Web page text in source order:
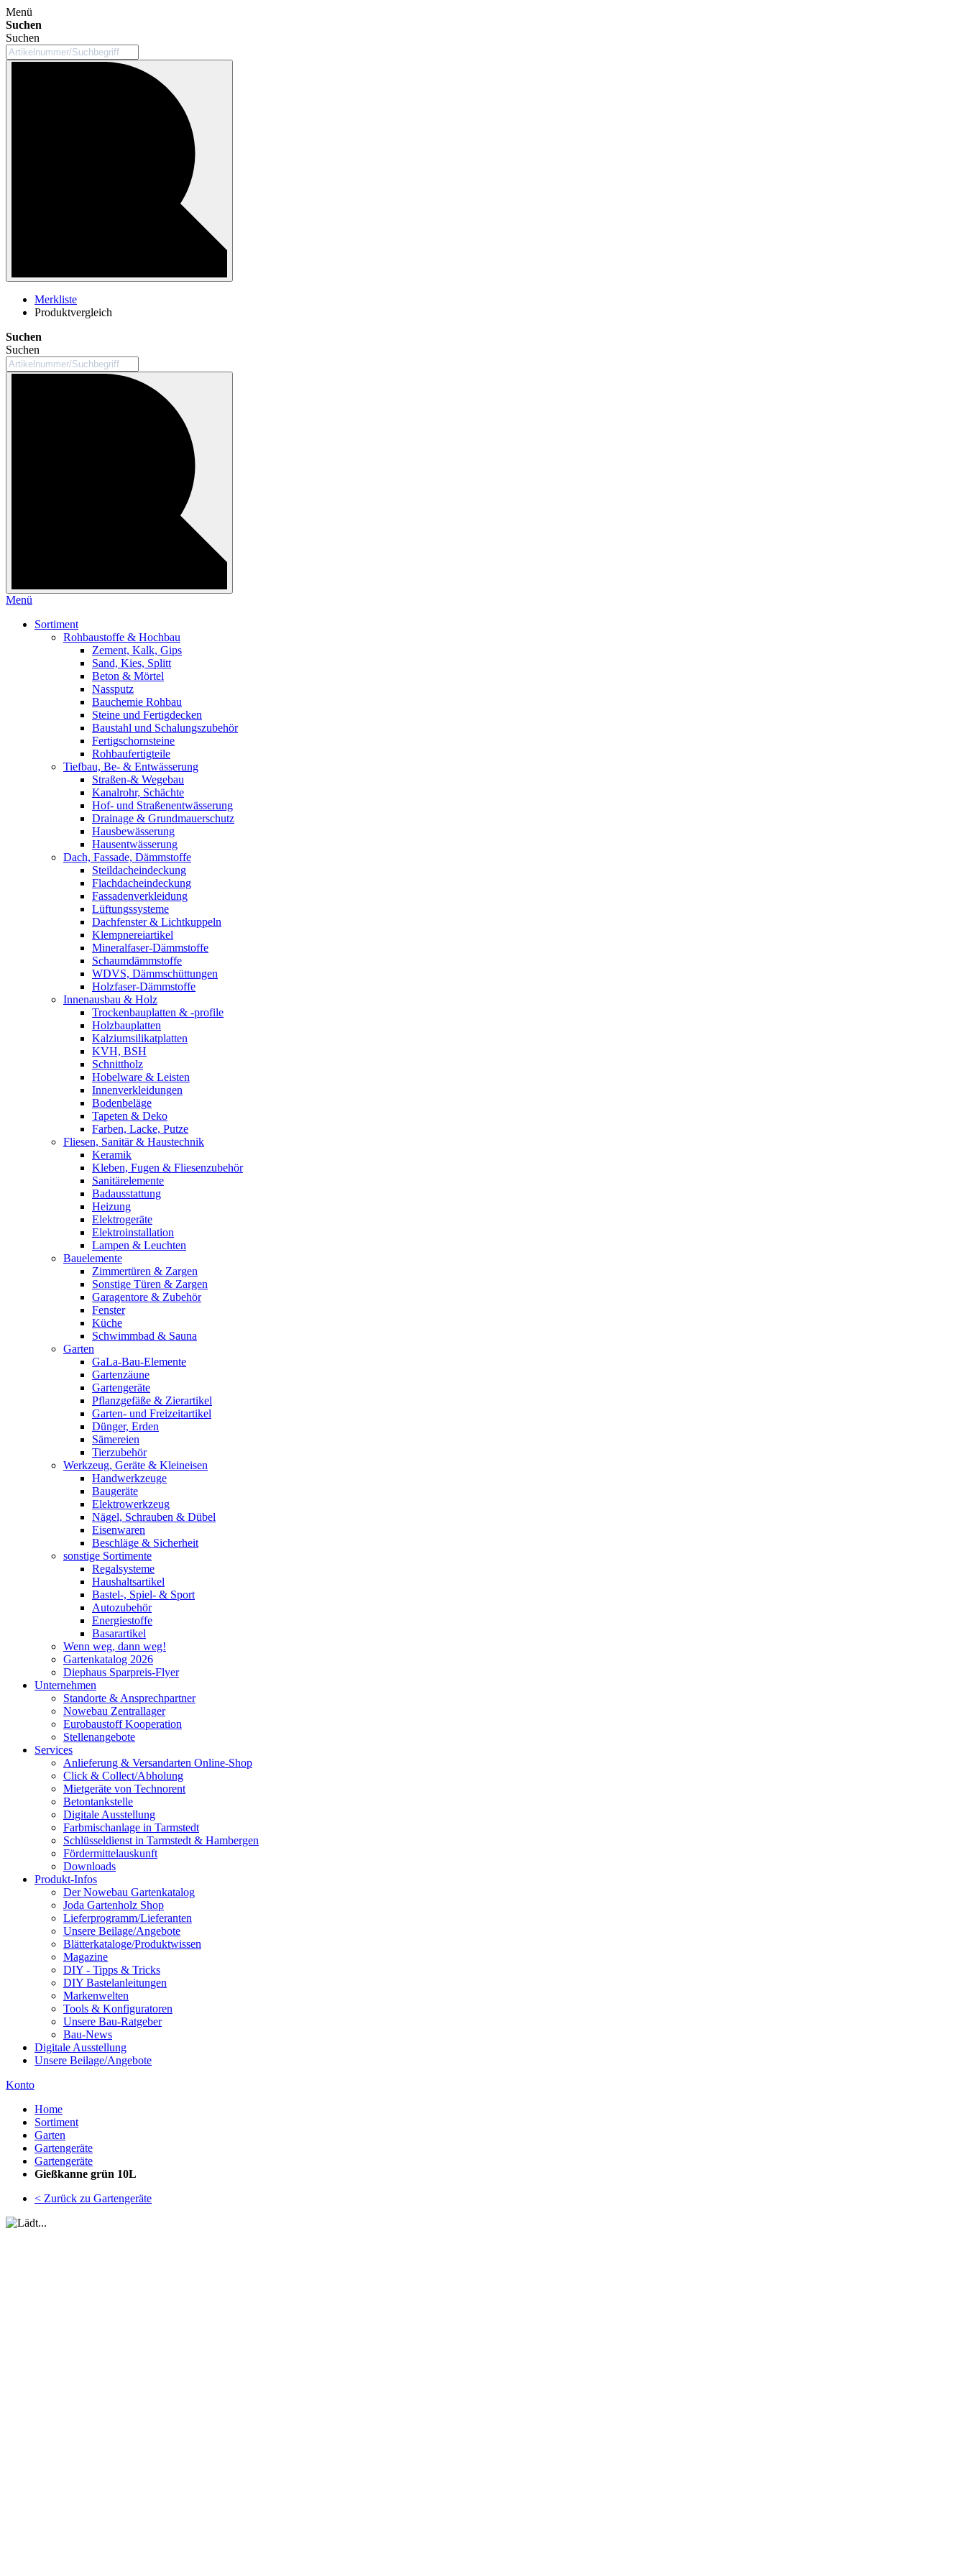
Menü
Suchen
Suchen
Merkliste
Produktvergleich
Suchen
Suchen
Menü
Sortiment
Rohbaustoffe & Hochbau
Zement, Kalk, Gips
Sand, Kies, Splitt
Beton & Mörtel
Nassputz
Bauchemie Rohbau
Steine und Fertigdecken
Baustahl und Schalungszubehör
Fertigschornsteine
Rohbaufertigteile
Tiefbau, Be- & Entwässerung
Straßen-& Wegebau
Kanalrohr, Schächte
Hof- und Straßenentwässerung
Drainage & Grundmauerschutz
Hausbewässerung
Hausentwässerung
Dach, Fassade, Dämmstoffe
Steildacheindeckung
Flachdacheindeckung
Fassadenverkleidung
Lüftungssysteme
Dachfenster & Lichtkuppeln
Klempnereiartikel
Mineralfaser-Dämmstoffe
Schaumdämmstoffe
WDVS, Dämmschüttungen
Holzfaser-Dämmstoffe
Innenausbau & Holz
Trockenbauplatten & -profile
Holzbauplatten
Kalziumsilikatplatten
KVH, BSH
Schnittholz
Hobelware & Leisten
Innenverkleidungen
Bodenbeläge
Tapeten & Deko
Farben, Lacke, Putze
Fliesen, Sanitär & Haustechnik
Keramik
Kleben, Fugen & Fliesenzubehör
Sanitärelemente
Badausstattung
Heizung
Elektrogeräte
Elektroinstallation
Lampen & Leuchten
Bauelemente
Zimmertüren & Zargen
Sonstige Türen & Zargen
Garagentore & Zubehör
Fenster
Küche
Schwimmbad & Sauna
Garten
GaLa-Bau-Elemente
Gartenzäune
Gartengeräte
Pflanzgefäße & Zierartikel
Garten- und Freizeitartikel
Dünger, Erden
Sämereien
Tierzubehör
Werkzeug, Geräte & Kleineisen
Handwerkzeuge
Baugeräte
Elektrowerkzeug
Nägel, Schrauben & Dübel
Eisenwaren
Beschläge & Sicherheit
sonstige Sortimente
Regalsysteme
Haushaltsartikel
Bastel-, Spiel- & Sport
Autozubehör
Energiestoffe
Basarartikel
Wenn weg, dann weg!
Gartenkatalog 2026
Diephaus Sparpreis-Flyer
Unternehmen
Standorte & Ansprechpartner
Nowebau Zentrallager
Eurobaustoff Kooperation
Stellenangebote
Services
Anlieferung & Versandarten Online-Shop
Click & Collect/Abholung
Mietgeräte von Technorent
Betontankstelle
Digitale Ausstellung
Farbmischanlage in Tarmstedt
Schlüsseldienst in Tarmstedt & Hambergen
Fördermittelauskunft
Downloads
Produkt-Infos
Der Nowebau Gartenkatalog
Joda Gartenholz Shop
Lieferprogramm/Lieferanten
Unsere Beilage/Angebote
Blätterkataloge/Produktwissen
Magazine
DIY - Tipps & Tricks
DIY Bastelanleitungen
Markenwelten
Tools & Konfiguratoren
Unsere Bau-Ratgeber
Bau-News
Digitale Ausstellung
Unsere Beilage/Angebote
Konto
Home
Sortiment
Garten
Gartengeräte
Gartengeräte
Gießkanne grün 10L
< Zurück zu Gartengeräte